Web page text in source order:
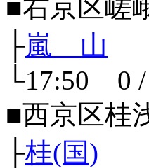
■右京区嵯
├嵐 山
└17:50 0
■西京区桂
├桂(国)